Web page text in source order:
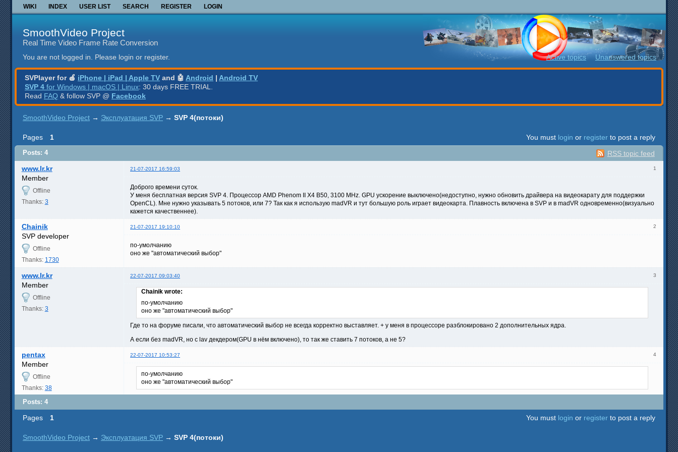
WIKI INDEX USER LIST SEARCH REGISTER LOGIN
SmoothVideo Project
Real Time Video Frame Rate Conversion
You are not logged in. Please login or register. Active topics Unanswered topics
SVPlayer for 🍎 iPhone | iPad | Apple TV and 🤖 Android | Android TV
SVP 4 for Windows | macOS | Linux: 30 days FREE TRIAL.
Read FAQ & follow SVP @ Facebook
SmoothVideo Project → Эксплуатация SVP → SVP 4(потоки)
Pages 1 You must login or register to post a reply
RSS topic feed
Posts: 4
1
www.lr.kr 21-07-2017 16:59:03
Member
Offline
Thanks: 3
Доброго времени суток.
У меня бесплатная версия SVP 4. Процессор AMD Phenom II X4 B50, 3100 MHz. GPU ускорение выключено(недоступно, нужно обновить драйвера на видеокарату для поддержки
OpenCL). Мне нужно указывать 5 потоков, или 7? Так как я использую madVR и тут большую роль играет видеокарта. Плавность включена в SVP и в madVR одновременно(визуально
кажется качественнее).
2
Chainik 21-07-2017 19:10:10
SVP developer
Offline
Thanks: 1730
по-умолчанию
оно же "автоматический выбор"
3
www.lr.kr 22-07-2017 09:03:40
Member
Offline
Thanks: 3
Chainik wrote:
по-умолчанию
оно же "автоматический выбор"
Где то на форуме писали, что автоматический выбор не всегда корректно выставляет. + у меня в процессоре разблокировано 2 дополнительных ядра.
А если без madVR, но с lav декдером(GPU в нём включено), то так же ставить 7 потоков, а не 5?
4
pentax 22-07-2017 10:53:27
Member
Offline
Thanks: 38
по-умолчанию
оно же "автоматический выбор"
Posts: 4
Pages 1 You must login or register to post a reply
SmoothVideo Project → Эксплуатация SVP → SVP 4(потоки)